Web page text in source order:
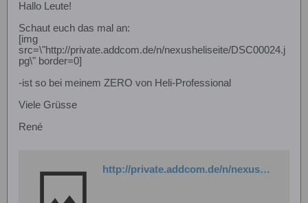
Hallo Leute!
Schaut euch das mal an:
[img
src=\"http://private.addcom.de/n/nexusheliseite/DSC00024.j
pg\" border=0]
-ist so bei meinem ZERO von Heli-Professional
Viele Grüsse
René
http://private.addcom.de/n/nexusheliseite